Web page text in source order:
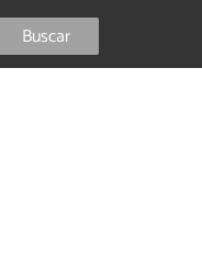
Buscar